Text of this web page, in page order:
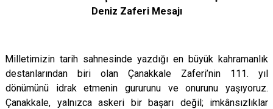
Deniz Zaferi Mesajı
Milletimizin tarih sahnesinde yazdığı en büyük kahramanlık
destanlarından biri olan Çanakkale Zaferi’nin 111. yıl
dönümünü idrak etmenin gururunu ve onurunu yaşıyoruz.
Çanakkale, yalnızca askeri bir başarı değil; imkânsızlıklar